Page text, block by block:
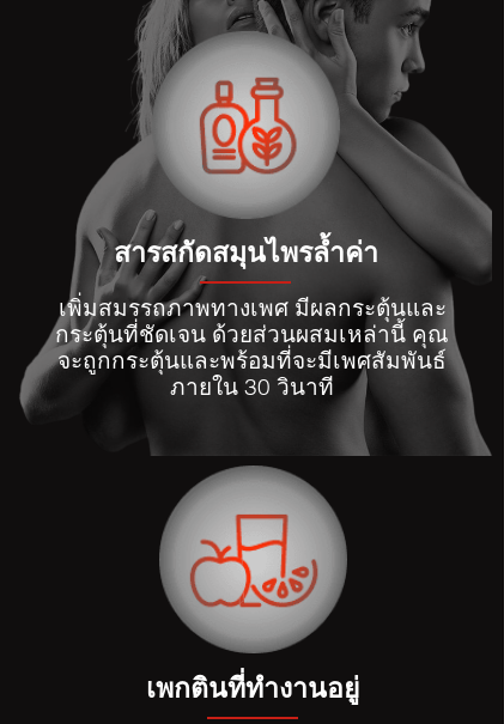
สารสกัดสมุนไพรล้ำค่า
เพิ่มสมรรถภาพทางเพศ มีผลกระตุ้นและ
กระตุ้นที่ชัดเจน ด้วยส่วนผสมเหล่านี้ คุณ
จะถูกกระตุ้นและพร้อมที่จะมีเพศสัมพันธ์
ภายใน 30 วินาที
เพกตินที่ทำงานอยู่